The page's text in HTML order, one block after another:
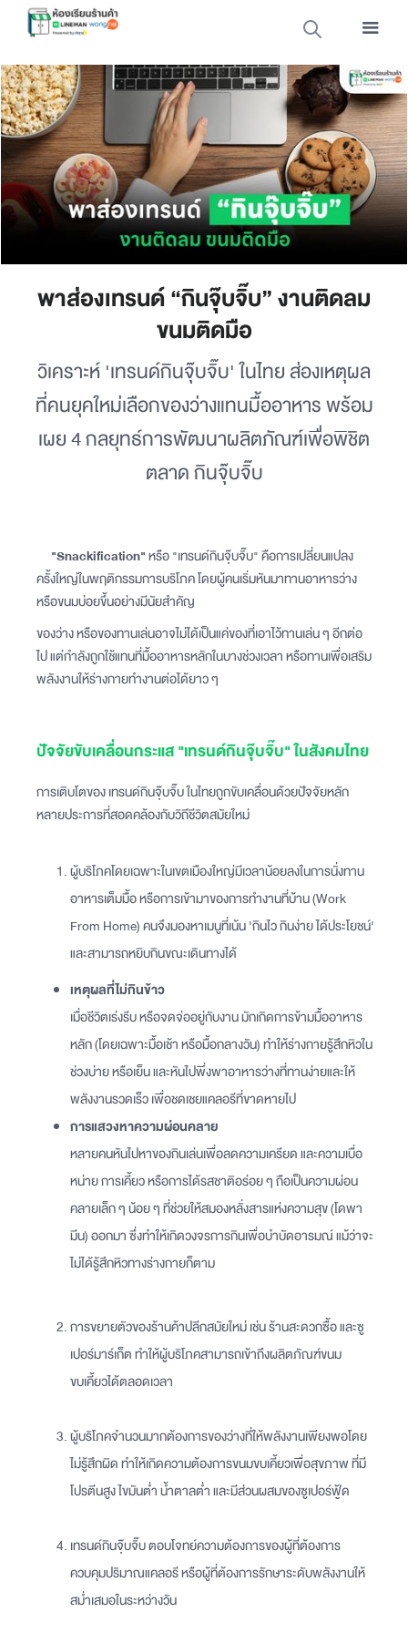
พาส่องเทรนด์ “กินจุ๊บจิ๊บ” งานติดลม
ขนมติดมือ
วิเคราะห์ 'เทรนด์กินจุ๊บจิ๊บ' ในไทย ส่องเหตุผล
ที่คนยุคใหม่เลือกของว่างแทนมื้ออาหาร พร้อม
เผย 4 กลยุทธ์การพัฒนาผลิตภัณฑ์เพื่อพิชิต
ตลาด กินจุ๊บจิ๊บ
"Snackification"หรือ "เทรนด์กินจุ๊บจิ๊บ" คือการเปลี่ยนแปลง
ครั้งใหญ่ในพฤติกรรมการบริโภค โดยผู้คนเริ่มหันมาทานอาหารว่าง
หรือขนมบ่อยขึ้นอย่างมีนัยสำคัญ
ของว่าง หรือของทานเล่นอาจไม่ได้เป็นแค่ของที่เอาไว้ทานเล่น ๆ อีกต่อ
ไป แต่กำลังถูกใช้แทนที่มื้ออาหารหลักในบางช่วงเวลา หรือทานเพื่อเสริม
พลังงานให้ร่างกายทำงานต่อได้ยาว ๆ
ปัจจัยขับเคลื่อนกระแส "เทรนด์กินจุ๊บจิ๊บ" ในสังคมไทย
การเติบโตของ เทรนด์กินจุ๊บจิ๊บ ในไทยถูกขับเคลื่อนด้วยปัจจัยหลัก
หลายประการที่สอดคล้องกับวิถีชีวิตสมัยใหม่
ผู้บริโภคโดยเฉพาะในเขตเมืองใหญ่มีเวลาน้อยลงในการนั่งทาน
อาหารเต็มมื้อ หรือการเข้ามาของการทำงานที่บ้าน (Work
From Home) คนจึงมองหาเมนูที่เน้น 'กินไว กินง่าย ได้ประโยชน์'
และสามารถหยิบกินขณะเดินทางได้
เหตุผลที่ไม่กินข้าว
เมื่อชีวิตเร่งรีบ หรือจดจ่ออยู่กับงาน มักเกิดการข้ามมื้ออาหาร
หลัก (โดยเฉพาะมื้อเช้า หรือมื้อกลางวัน) ทำให้ร่างกายรู้สึกหิวใน
ช่วงบ่าย หรือเย็น และหันไปพึ่งพาอาหารว่างที่ทานง่ายและให้
พลังงานรวดเร็ว เพื่อชดเชยแคลอรีที่ขาดหายไป
การแสวงหาความผ่อนคลาย
หลายคนหันไปหาของกินเล่นเพื่อลดความเครียด และความเบื่อ
หน่าย การเคี้ยว หรือการได้รสชาติอร่อย ๆ ถือเป็นความผ่อน
คลายเล็ก ๆ น้อย ๆ ที่ช่วยให้สมองหลั่งสารแห่งความสุข (โดพา
มีน) ออกมา ซึ่งทำให้เกิดวงจรการกินเพื่อบำบัดอารมณ์ แม้ว่าจะ
ไม่ได้รู้สึกหิวทางร่างกายก็ตาม
การขยายตัวของร้านค้าปลีกสมัยใหม่ เช่น ร้านสะดวกซื้อ และซู
เปอร์มาร์เก็ต ทำให้ผู้บริโภคสามารถเข้าถึงผลิตภัณฑ์ขนม
ขบเคี้ยวได้ตลอดเวลา
ผู้บริโภคจำนวนมากต้องการของว่างที่ให้พลังงานเพียงพอโดย
ไม่รู้สึกผิด ทำให้เกิดความต้องการขนมขบเคี้ยวเพื่อสุขภาพ ที่มี
โปรตีนสูง ไขมันต่ำ น้ำตาลต่ำ และมีส่วนผสมของซูเปอร์ฟู้ด
เทรนด์กินจุ๊บจิ๊บ ตอบโจทย์ความต้องการของผู้ที่ต้องการ
ควบคุมปริมาณแคลอรี หรือผู้ที่ต้องการรักษาระดับพลังงานให้
สม่ำเสมอในระหว่างวัน